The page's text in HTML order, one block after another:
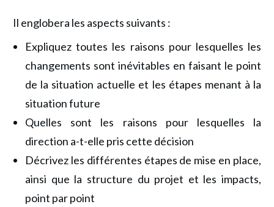
Il englobera les aspects suivants :
Expliquez toutes les raisons pour lesquelles les
changements sont inévitables en faisant le point
de la situation actuelle et les étapes menant à la
situation future
Quelles sont les raisons pour lesquelles la
direction a-t-elle pris cette décision
Décrivez les différentes étapes de mise en place,
ainsi que la structure du projet et les impacts,
point par point